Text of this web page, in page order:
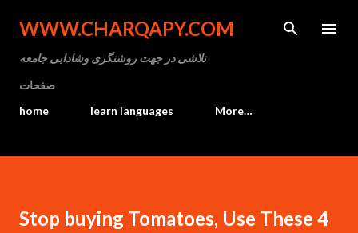
Skip to main content
WWW.CHARQAPY.COM
تلاشی در جهت روشنگری وشادابی جامعه
صفحات
home
learn languages More…
Stop buying Tomatoes, Use These 4